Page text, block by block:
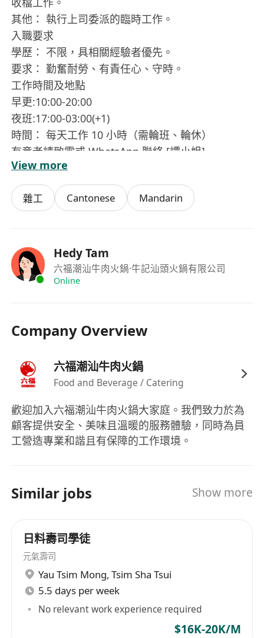
​其他： 執行上司委派的臨時工作。
入職要求
​學歷： 不限，具相關經驗者優先。
​要求： 勤奮耐勞、有責任心、守時。
工作時間及地點
早更:10:00-20:00
夜班:17:00-03:00(+1)
​時間： 每天工作 10 小時（需輪班、輪休）
有意者請致電或 WhatsApp 聯絡 [譚小姐]
電話：[********]
(請註明應徵「廚房雜工」職位)
View more
雜工 Cantonese Mandarin
Hedy Tam
六福潮汕牛肉火鍋·牛記汕頭火鍋有限公司
Online
Company Overview
六福潮汕牛肉火鍋
Food and Beverage / Catering
歡迎加入六福潮汕牛肉火鍋大家庭。我們致力於為
顧客提供安全、美味且溫暖的服務體驗，同時為員
工營造專業和諧且有保障的工作環境。
Similar jobs Show more
日料壽司學徒
元氣壽司
Yau Tsim Mong, Tsim Sha Tsui
5.5 days per week
No relevant work experience required
$16K-20K/M